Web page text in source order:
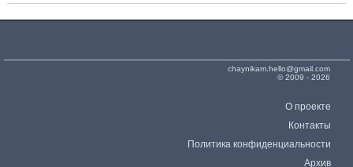
chaynikam.hello@gmail.com
© 2009 - 2026
О проекте
Контакты
Политика конфиденциальности
Архив